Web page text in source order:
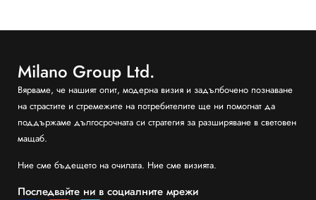
Milano Group Ltd.
Вярваме, че нашият опит, модерна визия и задълбочено познаване
на страстите и стремежите на потребителите ще ни помогнат да
поддържаме дългосрочната си стратегия за разширяване в световен
мащаб.
Ние сме бъдещето на очилата. Ние сме визията.
Последвайте ни в социалните мрежи